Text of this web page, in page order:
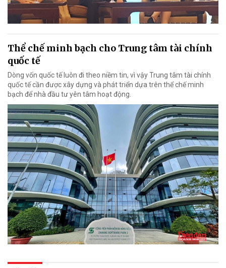
Thể chế minh bạch cho Trung tâm tài chính
quốc tế
Dòng vốn quốc tế luôn đi theo niềm tin, vì vậy Trung tâm tài chính
quốc tế cần được xây dựng và phát triển dựa trên thể chế minh
bạch để nhà đầu tư yên tâm hoạt động.